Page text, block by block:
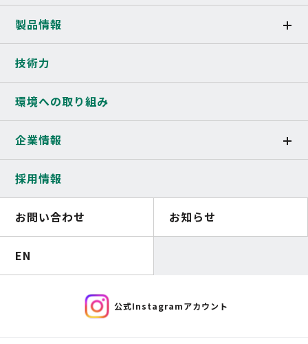
製品情報
技術力
環境への取り組み
企業情報
お問い合わせ お知らせ
採用情報
EN
公式Instagramアカウント